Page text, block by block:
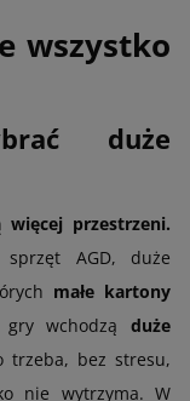
wszystko
duże
przestrzeni.
sprzęt AGD, duże
małe kartony
wchodzą duże
trzeba, bez stresu,
nie wytrzyma. W